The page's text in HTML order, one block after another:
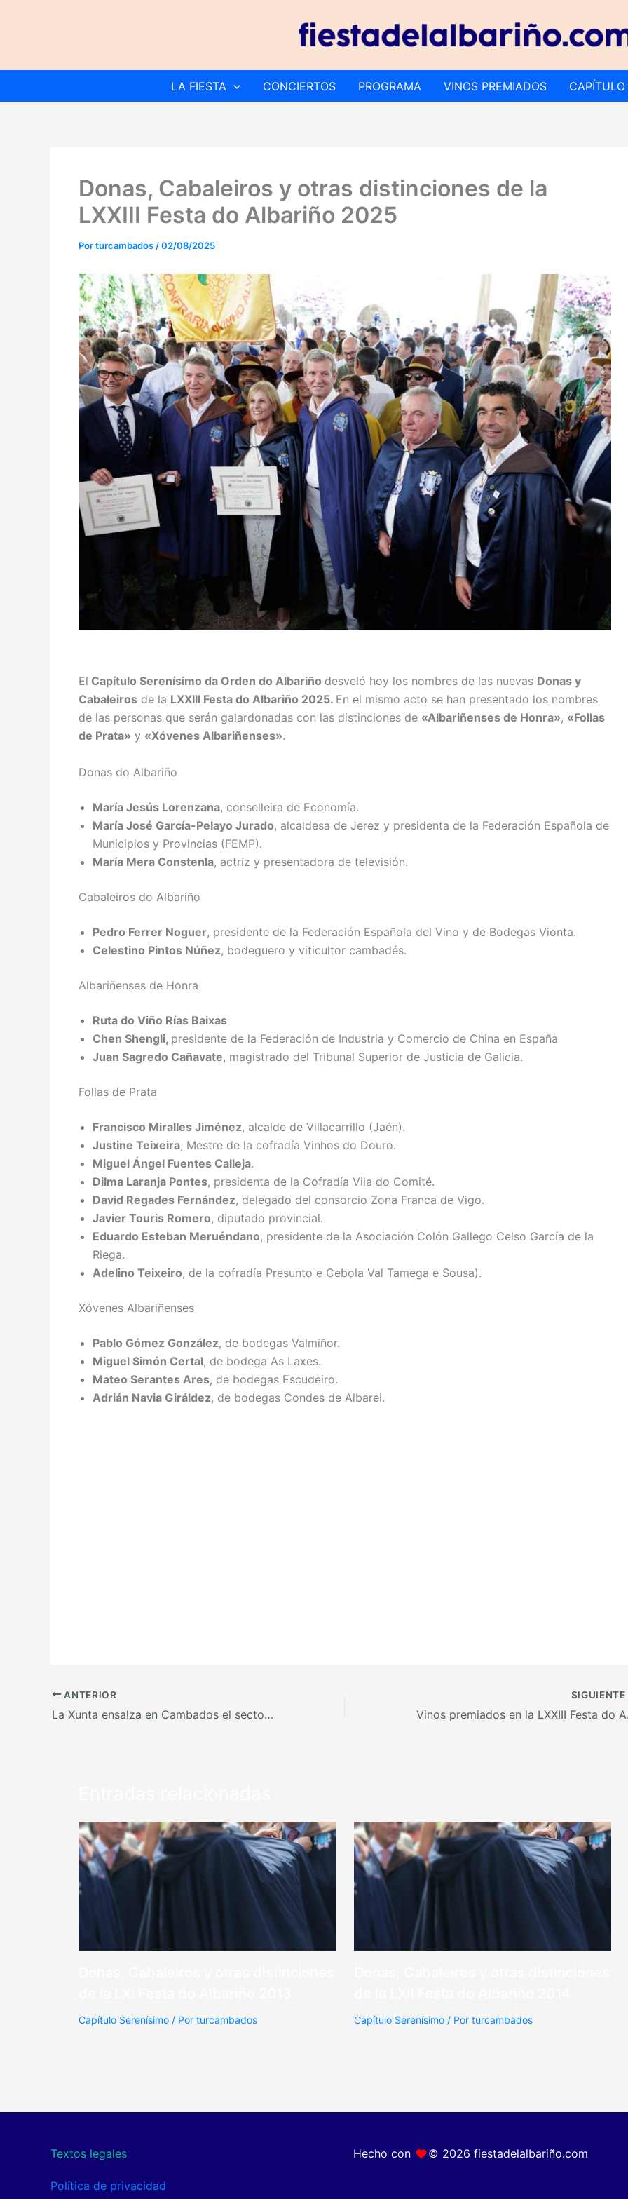
LA FIESTA CONCIERTOS PROGRAMA VINOS PREMIADOS CAPÍTULO
Donas, Cabaleiros y otras distinciones de la
LXXIII Festa do Albariño 2025
Porturcambados /02/08/2025
El Capítulo Serenísimo da Orden do Albariño desveló hoy los nombres de las nuevas Donas y
Cabaleiros de la LXXIII Festa do Albariño 2025. En el mismo acto se han presentado los nombres
de las personas que serán galardonadas con las distinciones de «Albariñenses de Honra», «Follas
de Prata» y «Xóvenes Albariñenses».
Donas do Albariño
María Jesús Lorenzana, conselleira de Economía.
María José García-Pelayo Jurado, alcaldesa de Jerez y presidenta de la Federación Española de
Municipios y Provincias (FEMP).
María Mera Constenla, actriz y presentadora de televisión.
Cabaleiros do Albariño
Pedro Ferrer Noguer, presidente de la Federación Española del Vino y de Bodegas Vionta.
Celestino Pintos Núñez, bodeguero y viticultor cambadés.
Albariñenses de Honra
Ruta do Viño Rías Baixas
Chen Shengli, presidente de la Federación de Industria y Comercio de China en España
Juan Sagredo Cañavate, magistrado del Tribunal Superior de Justicia de Galicia.
Follas de Prata
Francisco Miralles Jiménez, alcalde de Villacarrillo (Jaén).
Justine Teixeira, Mestre de la cofradía Vinhos do Douro.
Miguel Ángel Fuentes Calleja.
Dilma Laranja Pontes, presidenta de la Cofradía Vila do Comité.
David Regades Fernández, delegado del consorcio Zona Franca de Vigo.
Javier Touris Romero, diputado provincial.
Eduardo Esteban Meruéndano, presidente de la Asociación Colón Gallego Celso García de la
Riega.
Adelino Teixeiro, de la cofradía Presunto e Cebola Val Tamega e Sousa).
Xóvenes Albariñenses
Pablo Gómez González, de bodegas Valmiñor.
Miguel Simón Certal, de bodega As Laxes.
Mateo Serantes Ares, de bodegas Escudeiro.
Adrián Navia Giráldez, de bodegas Condes de Albarei.
ANTERIOR
La Xunta ensalza en Cambados el sector vitivinícola como motor de empleo en el rural
SIGUIENTE
Capítulo Serenísimo / Por turcambados Capítulo Serenísimo/ Por turcambados
Textos legales
Política de privacidad
Hecho con © 2026 fiestadelalbariño.com